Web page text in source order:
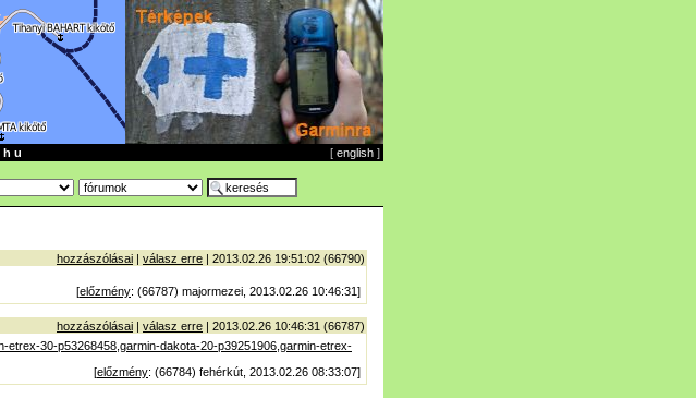
h u [ english ]
hozzászólásai | válasz erre | 2013.02.26 19:51:02 (66790)
[előzmény: (66787) majormezei, 2013.02.26 10:46:31]
hozzászólásai | válasz erre | 2013.02.26 10:46:31 (66787)
30-p53268458,garmin-dakota-20-p39251906,garmin-etrex-
[előzmény: (66784) fehérkút, 2013.02.26 08:33:07]